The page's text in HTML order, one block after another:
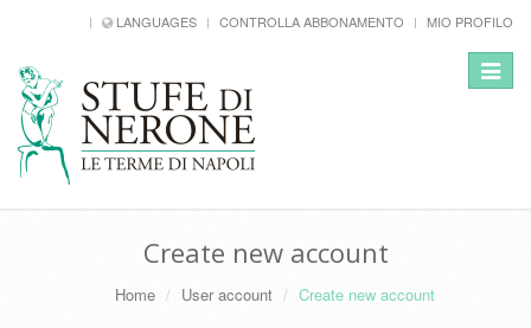
LANGUAGES CONTROLLA ABBONAMENTO MIO PROFILO
Toggle
Create new account
Home User account Create new account